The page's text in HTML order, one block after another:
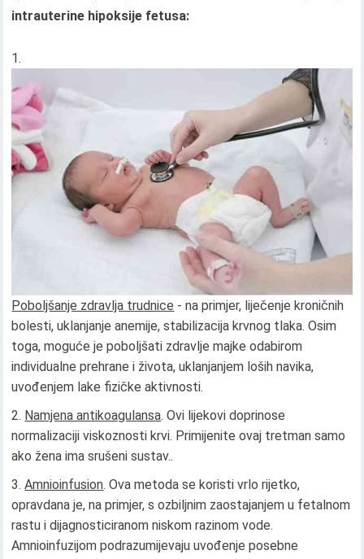
intrauterine hipoksije fetusa:
Poboljšanje zdravlja trudnice - na primjer, liječenje kroničnih
bolesti, uklanjanje anemije, stabilizacija krvnog tlaka. Osim
toga, moguće je poboljšati zdravlje majke odabirom
individualne prehrane i života, uklanjanjem loših navika,
uvođenjem lake fizičke aktivnosti.
Namjena antikoagulansa. Ovi lijekovi doprinose
normalizaciji viskoznosti krvi. Primijenite ovaj tretman samo
ako žena ima srušeni sustav..
Amnioinfusion. Ova metoda se koristi vrlo rijetko,
opravdana je, na primjer, s ozbiljnim zaostajanjem u fetalnom
rastu i dijagnosticiranom niskom razinom vode.
Amnioinfuzijom podrazumijevaju uvođenje posebne